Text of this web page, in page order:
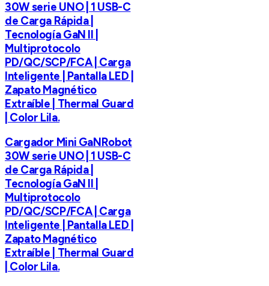
30W serie UNO | 1 USB-C
de Carga Rápida |
Tecnología GaN II |
Multiprotocolo
PD/QC/SCP/FCA | Carga
Inteligente | Pantalla LED |
Zapato Magnético
Extraíble | Thermal Guard
| Color Lila.
Cargador Mini GaNRobot
30W serie UNO | 1 USB-C
de Carga Rápida |
Tecnología GaN II |
Multiprotocolo
PD/QC/SCP/FCA | Carga
Inteligente | Pantalla LED |
Zapato Magnético
Extraíble | Thermal Guard
| Color Lila.